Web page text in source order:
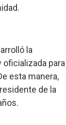
la
para
esta manera,
de la